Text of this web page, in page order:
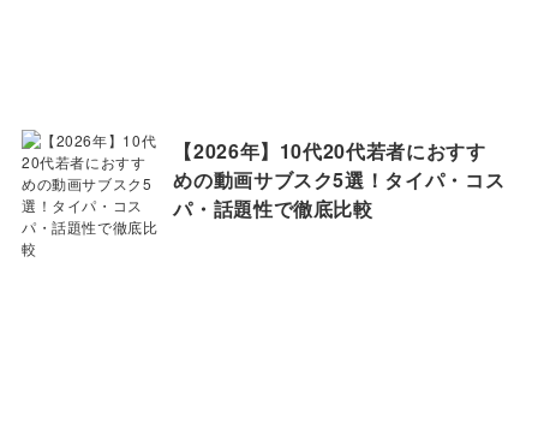
【2026年】10代20代若者におすす
めの動画サブスク5選！タイパ・コス
パ・話題性で徹底比較